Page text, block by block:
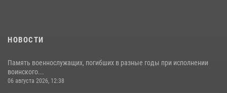
НОВОСТИ
Память военнослужащих, погибших в разные годы при исполнении
воинского...
06 августа 2026, 12:38